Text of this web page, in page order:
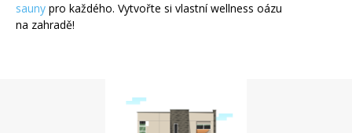
sauny pro každého. Vytvořte si vlastní wellness oázu
na zahradě!